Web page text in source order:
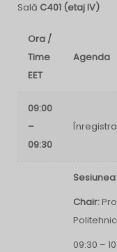
Sală C401 (etaj IV)
Ora /
Time
EET
Agenda
09:00
–
09:30
Sesiunea
Chair:
09:30 –